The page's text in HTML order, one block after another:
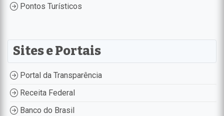
Pontos Turísticos
Sites e Portais
Portal da Transparência
Receita Federal
Banco do Brasil